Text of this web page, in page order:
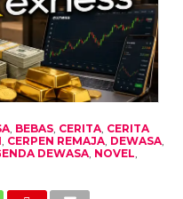
, BEBAS, CERITA, CERITA
, CERPEN REMAJA, DEWASA,
DEWASA, NOVEL,